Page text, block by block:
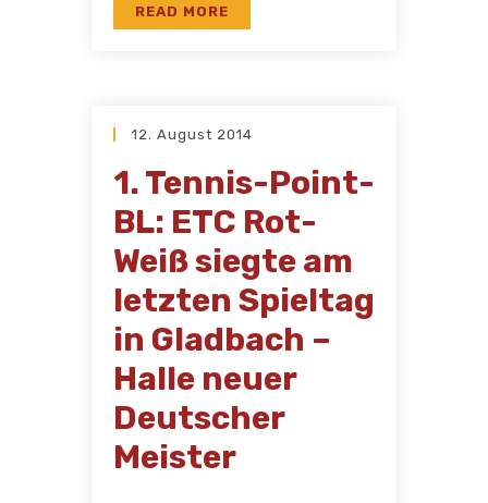
READ MORE
12. August 2014
1. Tennis-Point-
BL: ETC Rot-
Weiß siegte am
letzten Spieltag
in Gladbach –
Halle neuer
Deutscher
Meister